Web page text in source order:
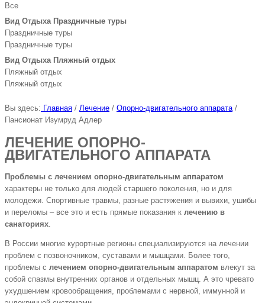
Все
Вид Отдыха Праздничные туры
Праздничные туры
Праздничные туры
Вид Отдыха Пляжный отдых
Пляжный отдых
Пляжный отдых
Вы здесь: Главная / Лечение / Опорно-двигательного аппарата /
Пансионат Изумруд Адлер
ЛЕЧЕНИЕ ОПОРНО-
ДВИГАТЕЛЬНОГО АППАРАТА
Проблемы с лечением опорно-двигательным аппаратом
характеры не только для людей старшего поколения, но и для
молодежи. Спортивные травмы, разные растяжения и вывихи, ушибы
и переломы – все это и есть прямые показания к лечению в
санаториях.
В России многие курортные регионы специализируются на лечении
проблем с позвоночником, суставами и мышцами. Более того,
проблемы с лечением опорно-двигательным аппаратом влекут за
собой спазмы внутренних органов и отдельных мышц. А это чревато
ухудшением кровообращения, проблемами с нервной, иммунной и